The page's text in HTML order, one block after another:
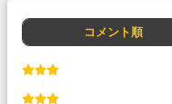
コメント順